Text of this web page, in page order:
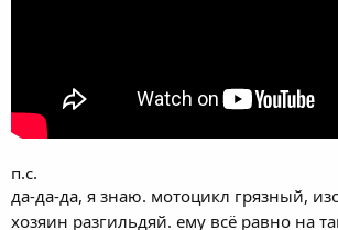
п.с.
да-да-да, я знаю. мотоцикл грязный,
хозяин разгильдяй. ему всё равно на